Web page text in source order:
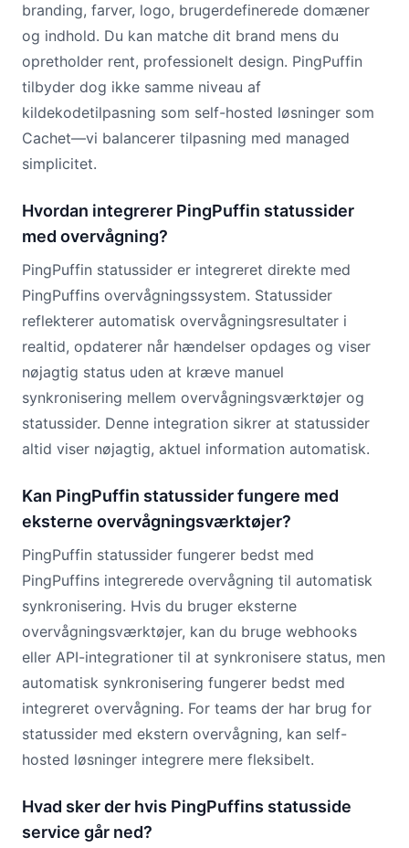
branding, farver, logo, brugerdefinerede domæner
og indhold. Du kan matche dit brand mens du
opretholder rent, professionelt design. PingPuffin
tilbyder dog ikke samme niveau af
kildekodetilpasning som self-hosted løsninger som
Cachet—vi balancerer tilpasning med managed
simplicitet.
Hvordan integrerer PingPuffin statussider
med overvågning?
PingPuffin statussider er integreret direkte med
PingPuffins overvågningssystem. Statussider
reflekterer automatisk overvågningsresultater i
realtid, opdaterer når hændelser opdages og viser
nøjagtig status uden at kræve manuel
synkronisering mellem overvågningsværktøjer og
statussider. Denne integration sikrer at statussider
altid viser nøjagtig, aktuel information automatisk.
Kan PingPuffin statussider fungere med
eksterne overvågningsværktøjer?
PingPuffin statussider fungerer bedst med
PingPuffins integrerede overvågning til automatisk
synkronisering. Hvis du bruger eksterne
overvågningsværktøjer, kan du bruge webhooks
eller API-integrationer til at synkronisere status, men
automatisk synkronisering fungerer bedst med
integreret overvågning. For teams der har brug for
statussider med ekstern overvågning, kan self-
hosted løsninger integrere mere fleksibelt.
Hvad sker der hvis PingPuffins statusside
service går ned?